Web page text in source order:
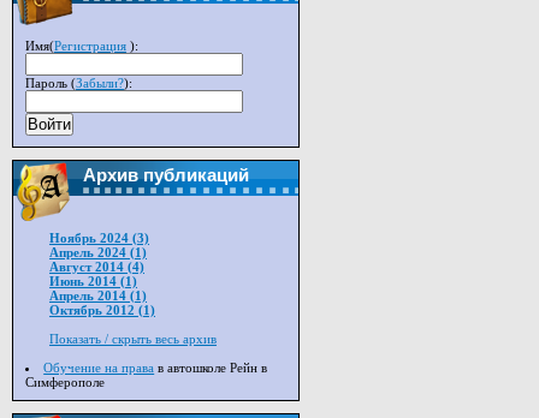
Имя(Регистрация ):
Пароль (Забыли?):
Войти
Архив публикаций
Ноябрь 2024 (3)
Апрель 2024 (1)
Август 2014 (4)
Июнь 2014 (1)
Апрель 2014 (1)
Октябрь 2012 (1)
Показать / скрыть весь архив
Обучение на права в автошколе Рейн в
Симферополе